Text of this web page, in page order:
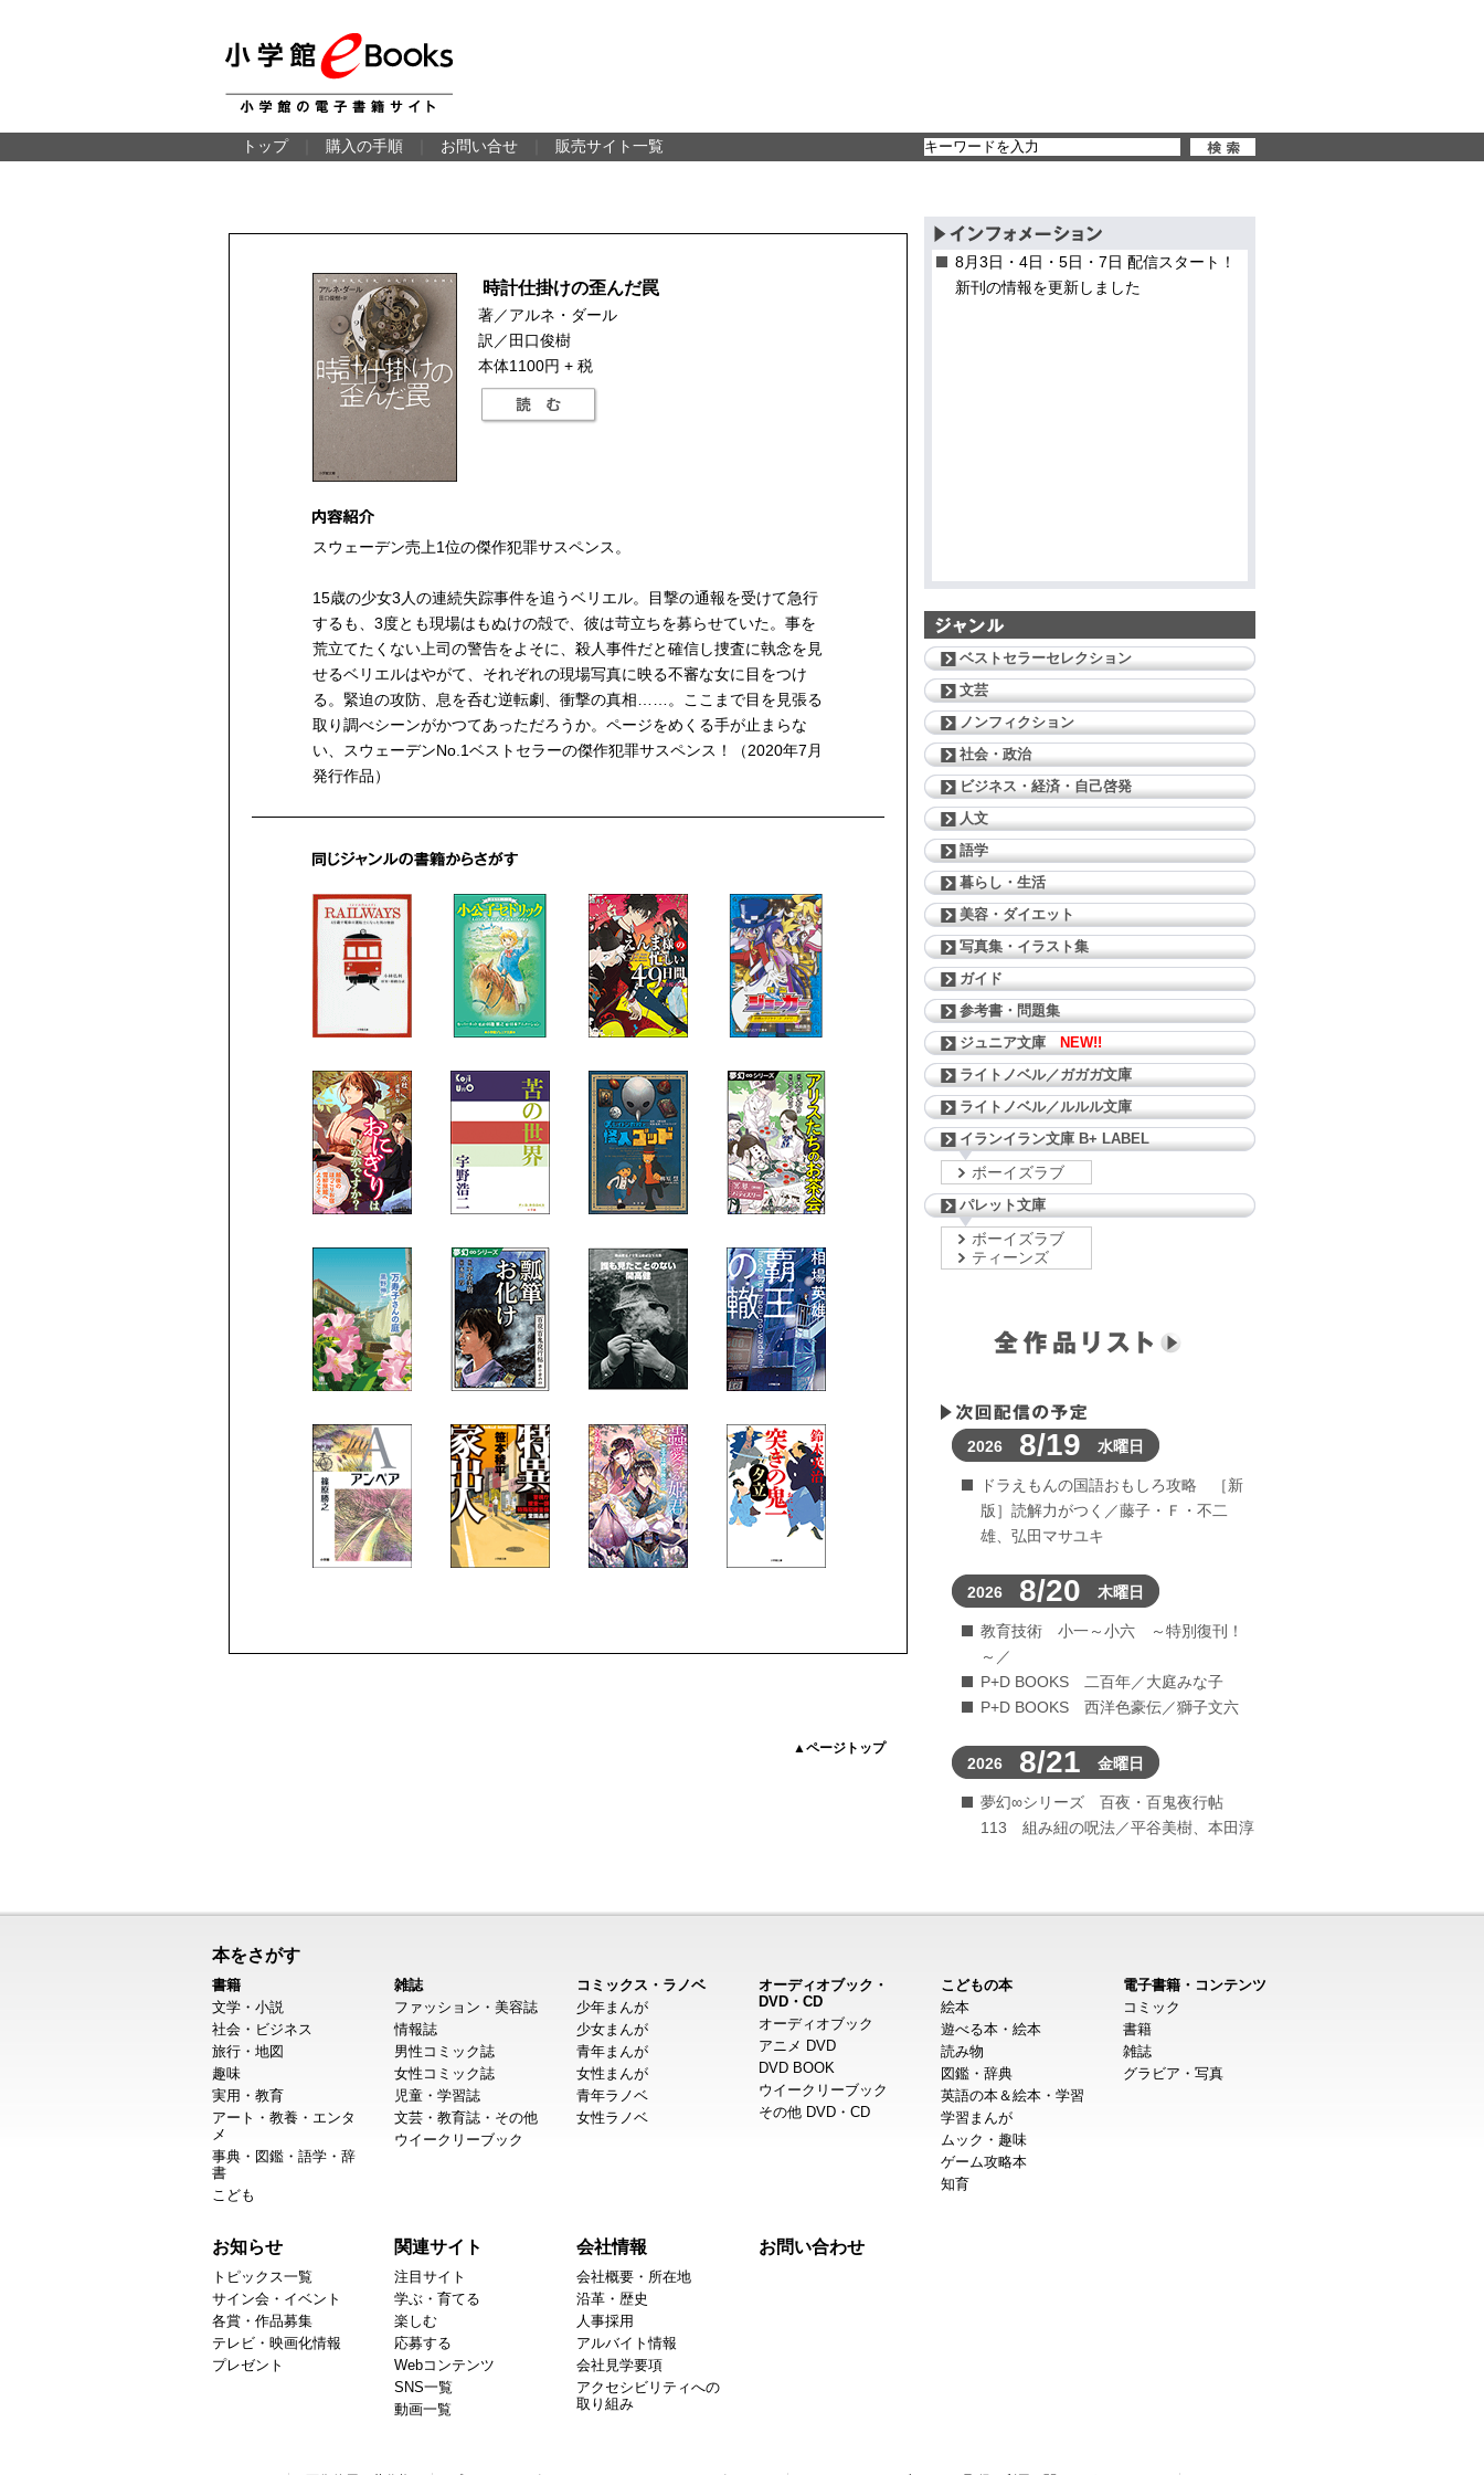
トップ 購入の手順 お問い合せ 販売サイト一覧
時計仕掛けの歪んだ罠
著／アルネ・ダール
訳／田口俊樹
本体1100円 + 税
スウェーデン売上1位の傑作犯罪サスペンス。
15歳の少女3人の連続失踪事件を追うベリエル。目撃の通報を受けて急行
するも、3度とも現場はもぬけの殻で、彼は苛立ちを募らせていた。事を
荒立てたくない上司の警告をよそに、殺人事件だと確信し捜査に執念を見
せるベリエルはやがて、それぞれの現場写真に映る不審な女に目をつけ
る。緊迫の攻防、息を呑む逆転劇、衝撃の真相……。ここまで目を見張る
取り調べシーンがかつてあっただろうか。ページをめくる手が止まらな
い、スウェーデンNo.1ベストセラーの傑作犯罪サスペンス！（2020年7月
発行作品）
▲ページトップ
8月3日・4日・5日・7日 配信スタート！
新刊の情報を更新しました
ベストセラーセレクション
文芸
ノンフィクション
社会・政治
ビジネス・経済・自己啓発
人文
語学
暮らし・生活
美容・ダイエット
写真集・イラスト集
ガイド
参考書・問題集
ジュニア文庫
NEW!!
ライトノベル／ガガガ文庫
ライトノベル／ルルル文庫
イランイラン文庫 B+ LABEL
ボーイズラブ
パレット文庫
ボーイズラブ
ティーンズ
2026 8/19 水曜日
ドラえもんの国語おもしろ攻略 ［新
版］読解力がつく／藤子・Ｆ・不二
雄、弘田マサユキ
2026 8/20 木曜日
教育技術 小一～小六 ～特別復刊！
～／
P+D BOOKS 二百年／大庭みな子
P+D BOOKS 西洋色豪伝／獅子文六
2026 8/21 金曜日
夢幻∞シリーズ 百夜・百鬼夜行帖
113 組み紐の呪法／平谷美樹、本田淳
本をさがす
書籍
文学・小説
社会・ビジネス
旅行・地図
趣味
実用・教育
アート・教養・エンタ
メ
事典・図鑑・語学・辞
書
こども
雑誌
ファッション・美容誌
情報誌
男性コミック誌
女性コミック誌
児童・学習誌
文芸・教育誌・その他
ウイークリーブック
コミックス・ラノベ
少年まんが
少女まんが
青年まんが
女性まんが
青年ラノベ
女性ラノベ
オーディオブック・
DVD・CD
オーディオブック
アニメ DVD
DVD BOOK
ウイークリーブック
その他 DVD・CD
こどもの本
絵本
遊べる本・絵本
読み物
図鑑・辞典
英語の本＆絵本・学習
学習まんが
ムック・趣味
ゲーム攻略本
知育
電子書籍・コンテンツ
コミック
書籍
雑誌
グラビア・写真
お知らせ
トピックス一覧
サイン会・イベント
各賞・作品募集
テレビ・映画化情報
プレゼント
関連サイト
注目サイト
学ぶ・育てる
楽しむ
応募する
Webコンテンツ
SNS一覧
動画一覧
会社情報
会社概要・所在地
沿革・歴史
人事採用
アルバイト情報
会社見学要項
アクセシビリティへの
取り組み
お問い合わせ